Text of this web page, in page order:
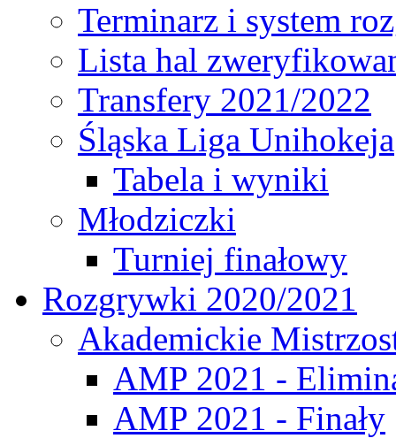
Terminarz i system
Lista hal
Transfery 2021/2022
Śląska Liga Unihokeja
Tabela i wyniki
Młodziczki
Turniej finałowy
Rozgrywki 2020/2021
Akademickie
AMP 2021 -
AMP 2021 - Finały